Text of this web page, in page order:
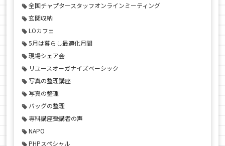
全国チャプタースタッフオンラインミーティング
玄関収納
LOカフェ
5月は暮らし最適化月間
現場シェア会
リユースオーガナイズベーシック
写真の整理講座
写真の整理
バッグの整理
専科講座受講者の声
NAPO
PHPスペシャル